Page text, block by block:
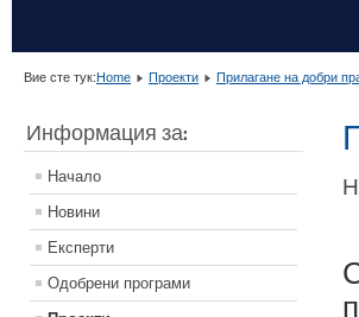
Вие сте тук: Home Проекти Прилагане на добри
Информация за:
Начало
Новини
Експерти
Одобрени програми